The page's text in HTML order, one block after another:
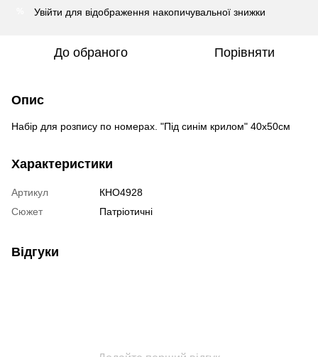
Увійти для відображення накопичувальної знижки
До обраного Порівняти
Опис
Набір для розпису по номерах. "Під синім крилом" 40х50см
Характеристики
Артикул
КНО4928
Сюжет
Патріотичні
Відгуки